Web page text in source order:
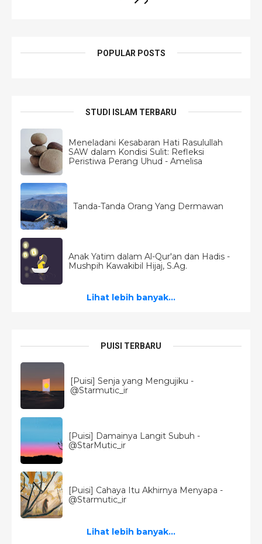
POPULAR POSTS
STUDI ISLAM TERBARU
Meneladani Kesabaran Hati Rasulullah
SAW dalam Kondisi Sulit: Refleksi
Peristiwa Perang Uhud - Amelisa
Tanda-Tanda Orang Yang Dermawan
Anak Yatim dalam Al-Qur'an dan Hadis -
Mushpih Kawakibil Hijaj, S.Ag.
Lihat lebih banyak...
PUISI TERBARU
[Puisi] Senja yang Mengujiku -
@Starmutic_ir
[Puisi] Damainya Langit Subuh -
@StarMutic_ir
[Puisi] Cahaya Itu Akhirnya Menyapa -
@Starmutic_ir
Lihat lebih banyak...